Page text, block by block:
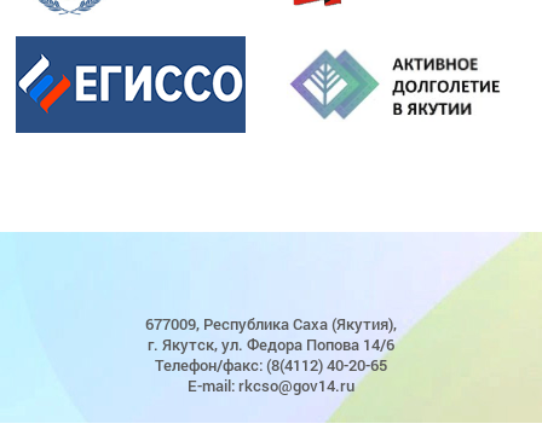
677009, Республика Саха (Якутия),
г. Якутск, ул. Федора Попова 14/6
Телефон/факс: (8(4112) 40-20-65
E-mail: rkcso@gov14.ru